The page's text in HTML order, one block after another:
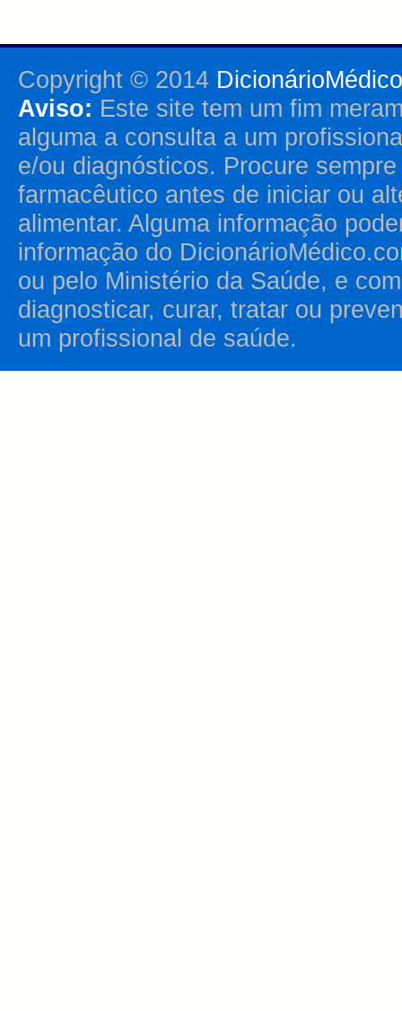
Copyright © 2014
Aviso: Este site tem um fim
alguma a consulta a um
e/ou diagnósticos. Procure
farmacêutico antes de iniciar ou
alimentar. Alguma informação
informação do
ou pelo Ministério da Saúde, e
diagnosticar, curar, tratar ou
um profissional de saúde.